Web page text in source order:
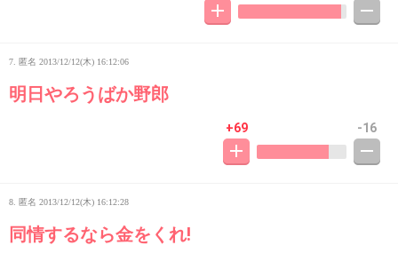
7. 匿名 2013/12/12(木) 16:12:06
明日やろうばか野郎
+69 -16
8. 匿名 2013/12/12(木) 16:12:28
同情するなら金をくれ!